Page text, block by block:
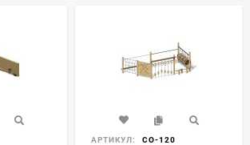
АРТИКУЛ: СО-120